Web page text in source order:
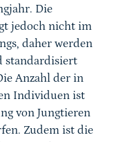
Die
jedoch nicht im
daher werden
standardisiert
Anzahl der in
Individuen ist
von Jungtieren
Zudem ist die